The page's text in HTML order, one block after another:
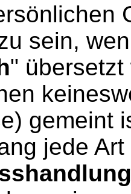
sein,
"
gemeint
jede